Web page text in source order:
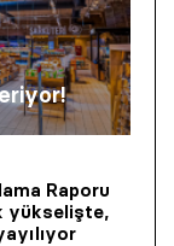
Raporu
yükselişte,